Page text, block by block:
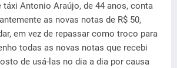
Antonio Araújo, de 44 anos, conta
as novas notas de R$ 50,
em vez de repassar como troco para
todas as novas notas que recebi
de usá-las no dia a dia por causa